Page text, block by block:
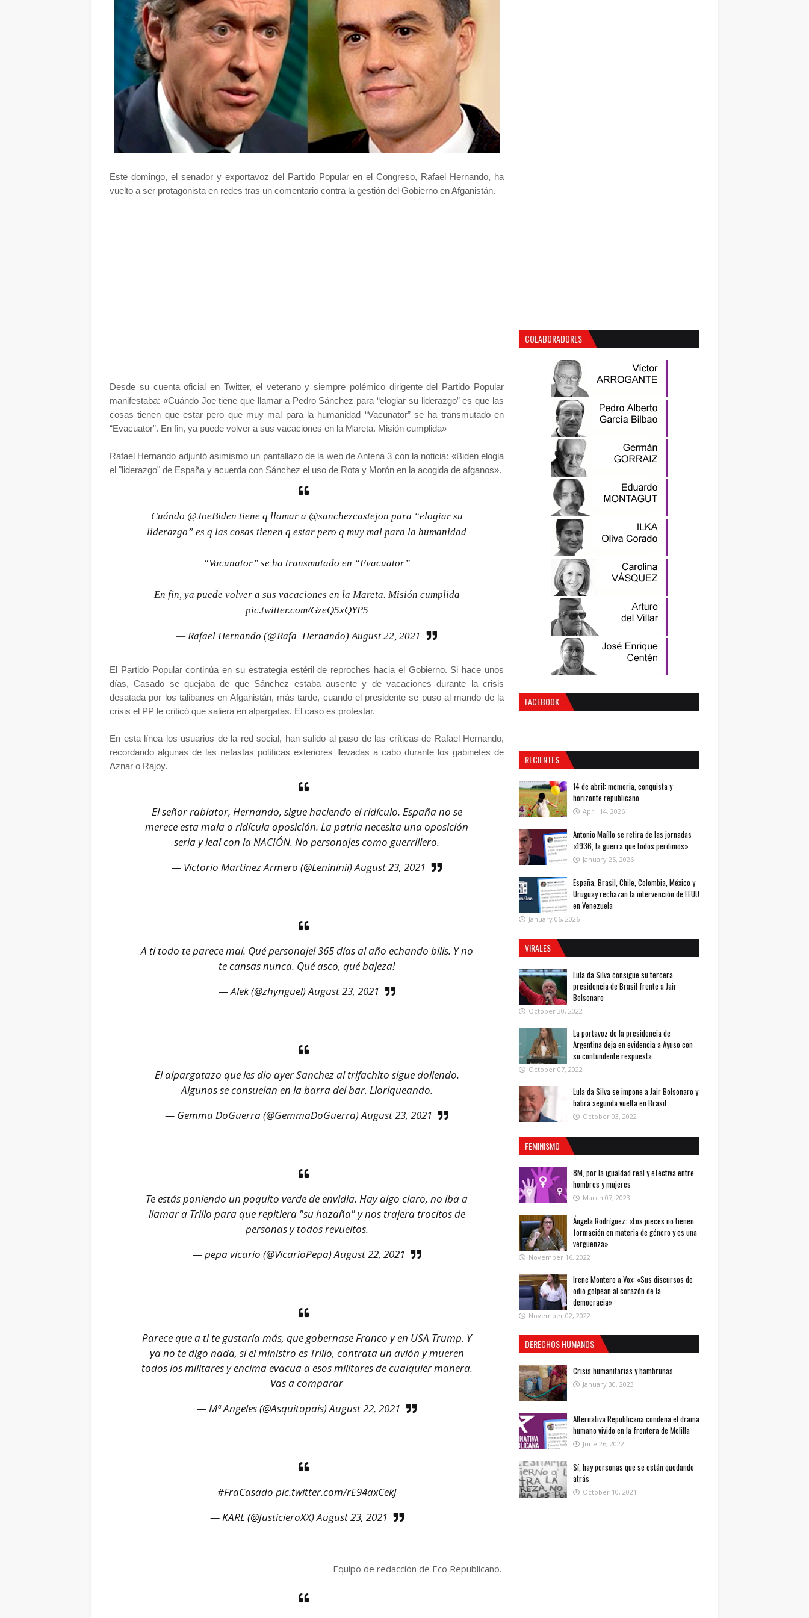
Este domingo, el senador y exportavoz del Partido Popular en el Congreso, Rafael Hernando, ha
vuelto a ser protagonista en redes tras un comentario contra la gestión del Gobierno en Afganistán.
Desde su cuenta oficial en Twitter, el veterano y siempre polémico dirigente del Partido Popular
manifestaba: «Cuándo Joe tiene que llamar a Pedro Sánchez para “elogiar su liderazgo” es que las
cosas tienen que estar pero que muy mal para la humanidad “Vacunator” se ha transmutado en
“Evacuator”. En fin, ya puede volver a sus vacaciones en la Mareta. Misión cumplida»
Rafael Hernando adjuntó asimismo un pantallazo de la web de Antena 3 con la noticia: «Biden elogia
el "liderazgo" de España y acuerda con Sánchez el uso de Rota y Morón en la acogida de afganos».
Cuándo @JoeBiden tiene q llamar a @sanchezcastejon para “elogiar su
liderazgo” es q las cosas tienen q estar pero q muy mal para la humanidad
“Vacunator” se ha transmutado en “Evacuator”
En fin, ya puede volver a sus vacaciones en la Mareta. Misión cumplida
pic.twitter.com/GzeQ5xQYP5
— Rafael Hernando (@Rafa_Hernando) August 22, 2021
El Partido Popular continúa en su estrategia estéril de reproches hacia el Gobierno. Si hace unos
días, Casado se quejaba de que Sánchez estaba ausente y de vacaciones durante la crisis
desatada por los talibanes en Afganistán, más tarde, cuando el presidente se puso al mando de la
crisis el PP le criticó que saliera en alpargatas. El caso es protestar.
En esta línea los usuarios de la red social, han salido al paso de las críticas de Rafael Hernando,
recordando algunas de las nefastas políticas exteriores llevadas a cabo durante los gabinetes de
Aznar o Rajoy.
El señor rabiator, Hernando, sigue haciendo el ridículo. España no se
merece esta mala o ridícula oposición. La patria necesita una oposición
seria y leal con la NACIÓN. No personajes como guerrillero.
— Victorio Martínez Armero (@Lenininii)August 23, 2021
A ti todo te parece mal. Qué personaje! 365 días al año echando bilis. Y no
te cansas nunca. Qué asco, qué bajeza!
— Alek (@zhynguel)August 23, 2021
El alpargatazo que les dio ayer Sanchez al trifachito sigue doliendo.
Algunos se consuelan en la barra del bar. Lloriqueando.
— Gemma DoGuerra (@GemmaDoGuerra)August 23, 2021
Te estás poniendo un poquito verde de envidia. Hay algo claro, no iba a
llamar a Trillo para que repitiera "su hazaña" y nos trajera trocitos de
personas y todos revueltos.
— pepa vicario (@VicarioPepa)August 22, 2021
Parece que a ti te gustaría más, que gobernase Franco y en USA Trump. Y
ya no te digo nada, si el ministro es Trillo, contrata un avión y mueren
todos los militares y encima evacua a esos militares de cualquier manera.
Vas a comparar
— Mª Angeles (@Asquitopais)August 22, 2021
#FraCasado pic.twitter.com/rE94axCekJ
— KARL (@JusticieroXX)August 23, 2021
Equipo de redacción de Eco Republicano.
COLABORADORES
FACEBOOK
RECIENTES
14 de abril: memoria, conquista y
horizonte republicano
April 14, 2026
Antonio Maíllo se retira de las jornadas
«1936, la guerra que todos perdimos»
January 25, 2026
España, Brasil, Chile, Colombia, México y
Uruguay rechazan la intervención de EEUU
en Venezuela
January 06, 2026
VIRALES
Lula da Silva consigue su tercera
presidencia de Brasil frente a Jair
Bolsonaro
October 30, 2022
La portavoz de la presidencia de
Argentina deja en evidencia a Ayuso con
su contundente respuesta
October 07, 2022
Lula da Silva se impone a Jair Bolsonaro y
habrá segunda vuelta en Brasil
October 03, 2022
FEMINISMO
8M, por la igualdad real y efectiva entre
hombres y mujeres
March 07, 2023
Ángela Rodríguez: «Los jueces no tienen
formación en materia de género y es una
vergüenza»
November 16, 2022
Irene Montero a Vox: «Sus discursos de
odio golpean al corazón de la
democracia»
November 02, 2022
DERECHOS HUMANOS
Crisis humanitarias y hambrunas
January 30, 2023
Alternativa Republicana condena el drama
humano vivido en la frontera de Melilla
June 26, 2022
Sí, hay personas que se están quedando
atrás
October 10, 2021